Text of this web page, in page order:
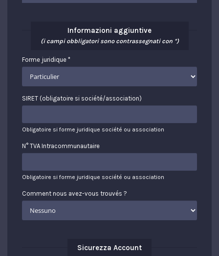
Informazioni aggiuntive
(i campi obbligatori sono contrassegnati con *)
Forme juridique *
SIRET (obligatoire si société/association)
Obligatoire si forme juridique société ou association
N° TVA Intracommunautaire
Obligatoire si forme juridique société ou association
Comment nous avez-vous trouvés ?
Sicurezza Account